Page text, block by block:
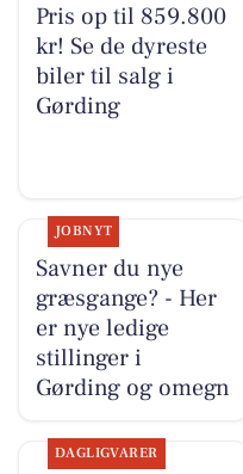
Pris op til 859.800
kr! Se de dyreste
biler til salg i
Gørding
JOBNYT
Savner du nye
græsgange? - Her
er nye ledige
stillinger i
Gørding og omegn
DAGLIGVARER